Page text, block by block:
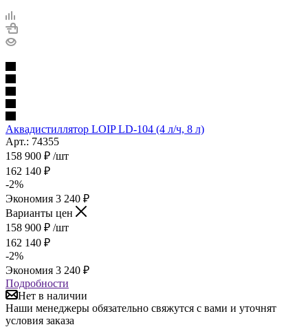
Аквадистиллятор LOIP LD-104 (4 л/ч, 8 л)
Арт.: 74355
158 900 ₽ /шт
162 140 ₽
-2%
Экономия 3 240 ₽
Варианты цен
158 900 ₽ /шт
162 140 ₽
-2%
Экономия 3 240 ₽
Подробности
Нет в наличии
Наши менеджеры обязательно свяжутся с вами и уточнят
условия заказа